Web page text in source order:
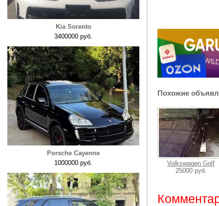
Kia Sorento
3400000 руб.
Porsche Cayenne
1000000 руб.
Похожие
Volkswagen Golf
25000 руб.